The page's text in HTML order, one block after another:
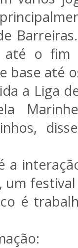
até o fim
base até
a Liga
a
um
é